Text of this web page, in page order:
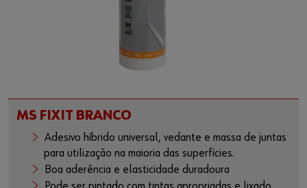
MS FIXIT BRANCO
Adesivo híbrido universal, vedante e massa de juntas
para utilização na maioria das superfícies.
Boa aderência e elasticidade duradoura